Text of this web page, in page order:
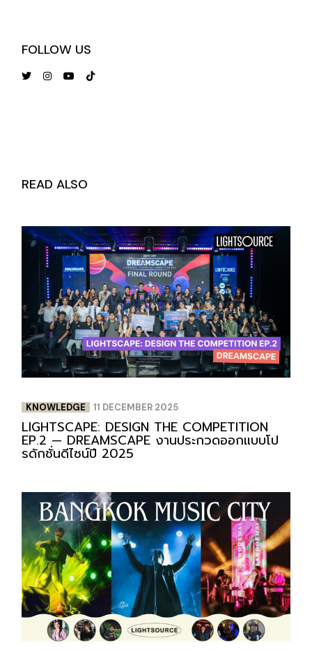
FOLLOW US
READ ALSO
KNOWLEDGE 11 DECEMBER 2025
LIGHTSCAPE: DESIGN THE COMPETITION
EP.2 — DREAMSCAPE งานประกวดออกแบบโป
รดักชั่นดีไซน์ปี 2025